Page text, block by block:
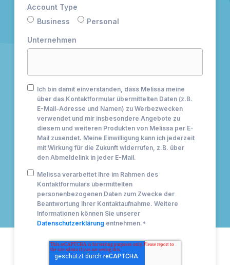
Account Type
Business
Personal
Unternehmen
Ich bin damit einverstanden, dass Melissa meine
über das Kontaktformular übermittelten Daten (z.B.
E-Mail-Adresse und Namen) zu Werbezwecken
verwendet und mir insbesondere Angebote zu
diesem und weiteren Produkten von Melissa per E-
Mail zusendet. Meine Einwilligung kann ich jederzeit
mit Wirkung für die Zukunft widerrufen, z.B. über
den Abmeldelink in jeder E-Mail.
Melissa verarbeitet Ihre im Rahmen des
Kontaktformulars übermittelten
personenbezogenen Daten zum Zwecke der
Beantwortung Ihrer Kontaktaufnahme. Weitere
Informationen können Sie unserer
Datenschutzerklärung entnehmen.*